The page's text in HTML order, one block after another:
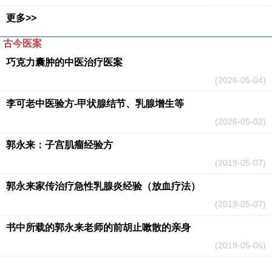
更多>>
古今医案
巧克力囊肿的中医治疗医案
(2026-05-04)
李可老中医验方-甲状腺结节、乳腺增生等
(2026-05-02)
郭永来：子宫肌瘤经验方
(2019-05-07)
郭永来家传治疗急性乳腺炎经验（放血疗法）
(2019-05-07)
书中所载的郭永来老师的前胡止嗽散的亲身
(2019-05-06)